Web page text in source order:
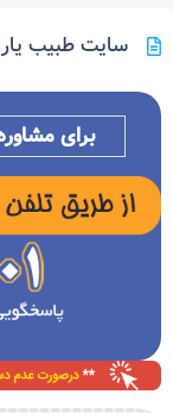
سایت طبیب یار 24 tabibyar24.ir
برای